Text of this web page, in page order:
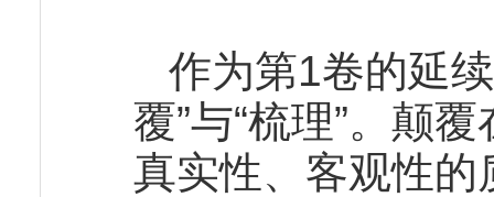
作为第1卷的延
覆”与“梳理”。颠
真实性、客观性